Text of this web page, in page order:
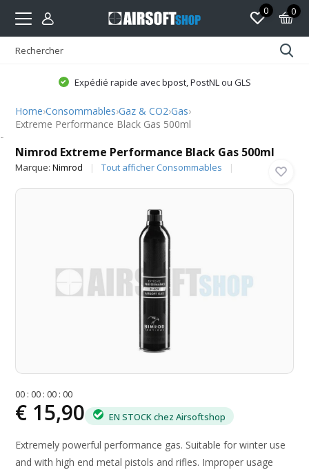
0 0
Expédié rapide avec bpost, PostNL ou GLS
Home›Consommables›Gaz & CO2›Gas›
Extreme Performance Black Gas 500ml
Nimrod Extreme Performance Black Gas 500ml
Marque:Nimrod Tout afficher Consommables
00 :00 :00 :00
€ 15,90 EN STOCK chez Airsoftshop
Extremely powerful performance gas. Suitable for winter use
and with high end metal pistols and rifles. Improper usage